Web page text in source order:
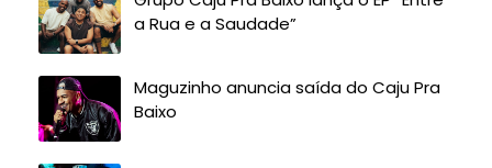
a Rua e a Saudade”
Maguzinho anuncia saída do Caju Pra
Baixo